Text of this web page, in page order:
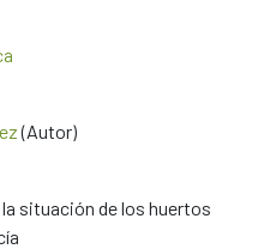
(Autor)
situación de los huertos